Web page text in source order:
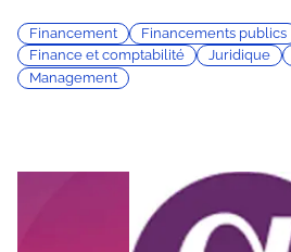
Financement Financements publics
Finance et comptabilité
Juridique
Management